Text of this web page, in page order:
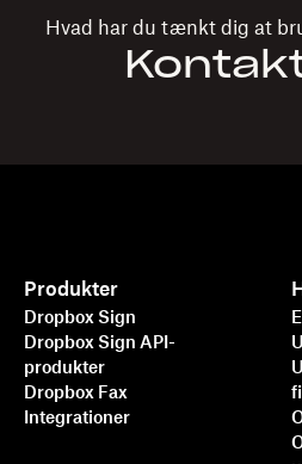
Hvad har du tænkt dig at
Produkter
Dropbox Sign
Dropbox Sign API-
produkter
Dropbox Fax
Integrationer